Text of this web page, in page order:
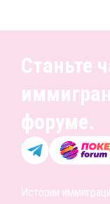
Станьте
форуме.
Истории